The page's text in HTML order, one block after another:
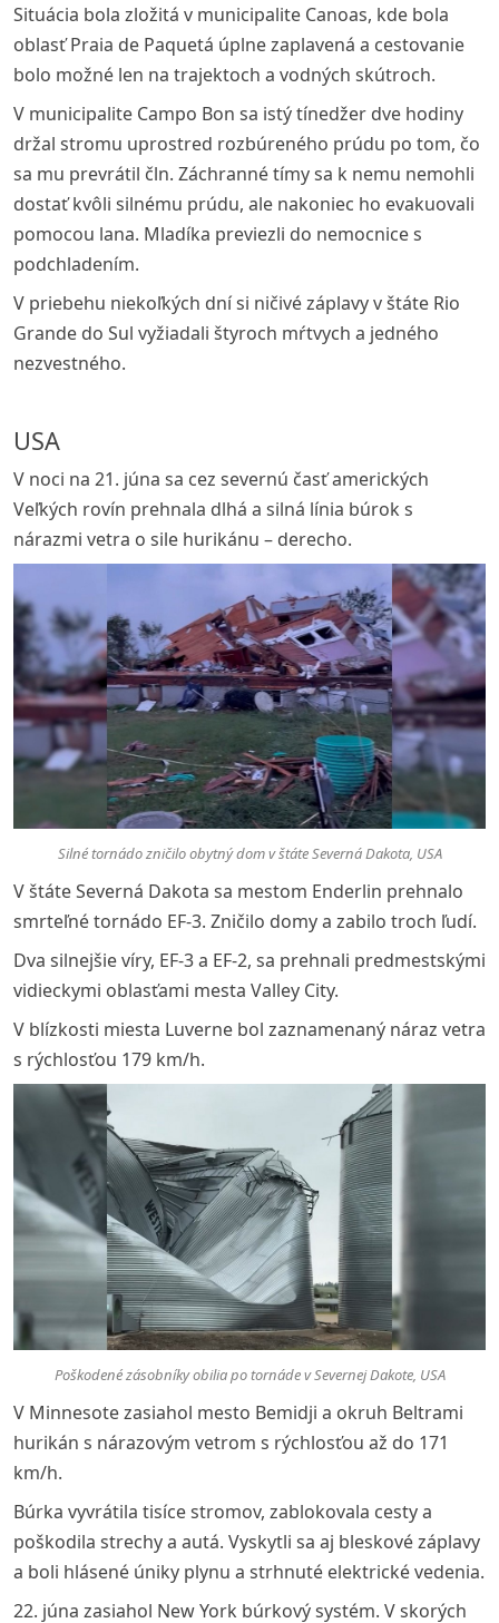
Situácia bola zložitá v municipalite Canoas, kde bola
oblasť Praia de Paquetá úplne zaplavená a cestovanie
bolo možné len na trajektoch a vodných skútroch.
V municipalite Campo Bon sa istý tínedžer dve hodiny
držal stromu uprostred rozbúreného prúdu po tom, čo
sa mu prevrátil čln. Záchranné tímy sa k nemu nemohli
dostať kvôli silnému prúdu, ale nakoniec ho evakuovali
pomocou lana. Mladíka previezli do nemocnice s
podchladením.
V priebehu niekoľkých dní si ničivé záplavy v štáte Rio
Grande do Sul vyžiadali štyroch mŕtvych a jedného
nezvestného.
USA
V noci na 21. júna sa cez severnú časť amerických
Veľkých rovín prehnala dlhá a silná línia búrok s
nárazmi vetra o sile hurikánu – derecho.
Silné tornádo zničilo obytný dom v štáte Severná Dakota, USA
V štáte Severná Dakota sa mestom Enderlin prehnalo
smrteľné tornádo EF-3. Zničilo domy a zabilo troch ľudí.
Dva silnejšie víry, EF-3 a EF-2, sa prehnali predmestskými
vidieckymi oblasťami mesta Valley City.
V blízkosti miesta Luverne bol zaznamenaný náraz vetra
s rýchlosťou 179 km/h.
Poškodené zásobníky obilia po tornáde v Severnej Dakote, USA
V Minnesote zasiahol mesto Bemidji a okruh Beltrami
hurikán s nárazovým vetrom s rýchlosťou až do 171
km/h.
Búrka vyvrátila tisíce stromov, zablokovala cesty a
poškodila strechy a autá. Vyskytli sa aj bleskové záplavy
a boli hlásené úniky plynu a strhnuté elektrické vedenia.
22. júna zasiahol New York búrkový systém. V skorých